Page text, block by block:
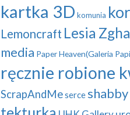
kartka 3D komunia
Lemoncraft Lesia
media Paper Heaven(Galeria
ręcznie robione
ScrapAndMeserce